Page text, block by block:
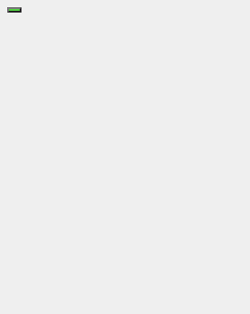
Schließen